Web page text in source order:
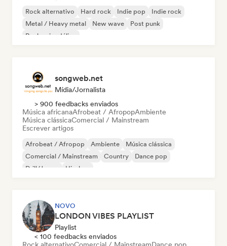
Rock alternativo Hard rock Indie pop
Indie rock
Metal / Heavy metal
New wave
Post punk
Rock psicodélico
songweb.net
Mídia/Jornalista
> 900 feedbacks enviados
Música africanaAfrobeat / AfropopAmbiente
Música clássicaComercial / Mainstream
Escrever artigos
Afrobeat / Afropop Ambiente
Música clássica
Comercial / Mainstream
Country
Dance pop
Drill/Jersey
Hip-hop
NOVO
LONDON VIBES PLAYLIST
Playlist
< 100 feedbacks enviados